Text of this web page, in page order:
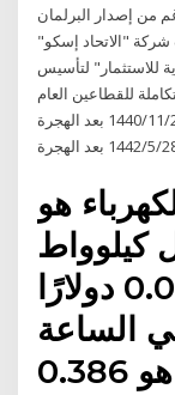
من إصدار البرلمان
شركة "الاتحاد إسكو"
للاستثمار" لتأسيس
للقطاعين العام
والخاص في المملكة العربية السعودية. 22‏‏/11‏‏/1440 بعد الهجرة
بعد الهجرة
هو
كيلوواط
ساعة. أقل سعر هو 0.000 دولارًا
الساعة
(فنزويلا) وأعلى سعر هو 0.386